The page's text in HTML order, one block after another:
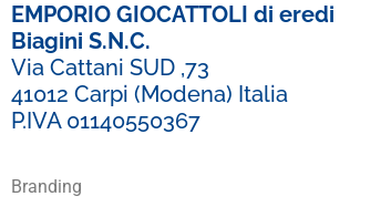
EMPORIO GIOCATTOLI di eredi
Biagini S.N.C.
Via Cattani SUD ,73
41012 Carpi (Modena) Italia
P.IVA 01140550367
Branding